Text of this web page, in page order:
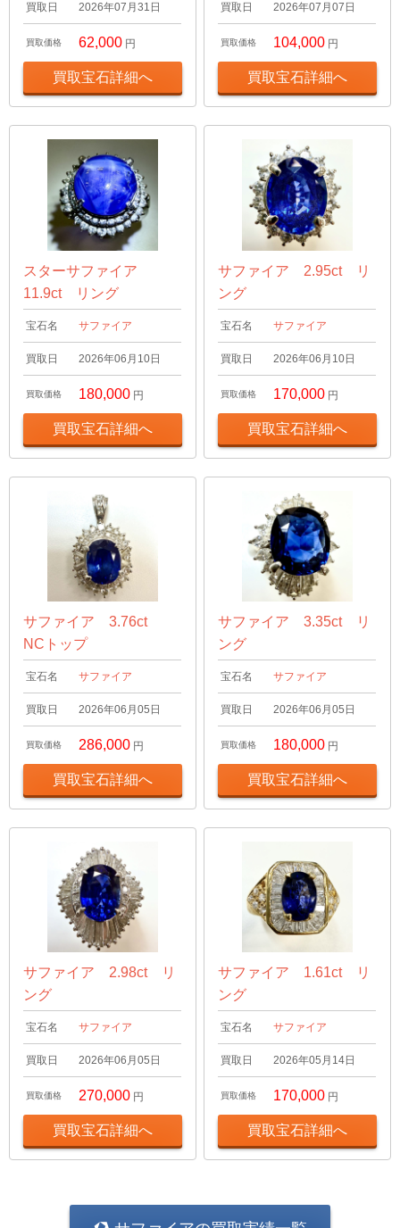
買取日 2026年07月31日
買取価格 62,000 円
買取宝石詳細へ
買取日 2026年07月07日
買取価格 104,000 円
買取宝石詳細へ
スターサファイア
11.9ct リング
宝石名 サファイア
買取日 2026年06月10日
買取価格 180,000 円
買取宝石詳細へ
サファイア 2.95ct リ
ング
宝石名 サファイア
買取日 2026年06月10日
買取価格 170,000 円
買取宝石詳細へ
サファイア 3.76ct
NCトップ
宝石名 サファイア
買取日 2026年06月05日
買取価格 286,000 円
買取宝石詳細へ
サファイア 3.35ct リ
ング
宝石名 サファイア
買取日 2026年06月05日
買取価格 180,000 円
買取宝石詳細へ
サファイア 2.98ct リ
ング
宝石名 サファイア
買取日 2026年06月05日
買取価格 270,000 円
買取宝石詳細へ
サファイア 1.61ct リ
ング
宝石名 サファイア
買取日 2026年05月14日
買取価格 170,000 円
買取宝石詳細へ